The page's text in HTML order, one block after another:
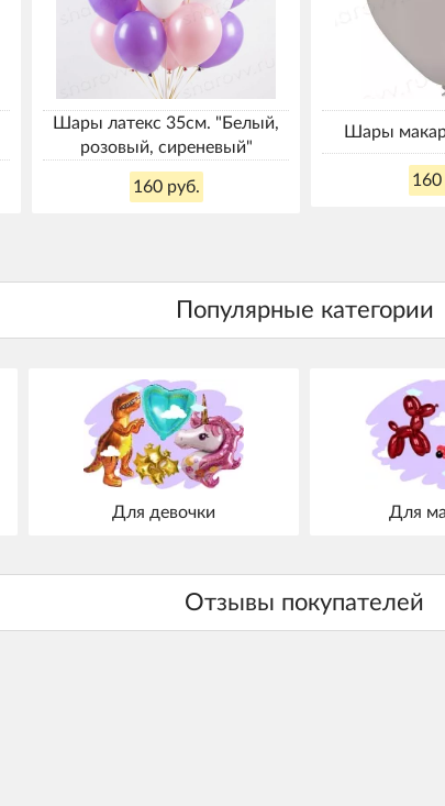
Шары латекс 35см. "Белый,
розовый, сиреневый"
160 руб.
Шары
160
Для девочки Для